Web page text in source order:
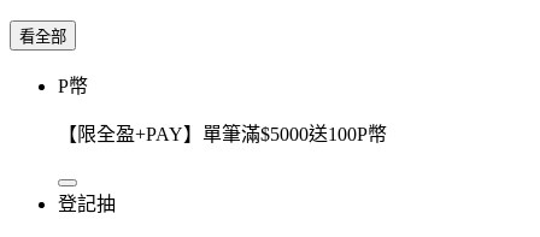
看全部
P幣
【限全盈+PAY】單筆滿$5000送100P幣
登記抽